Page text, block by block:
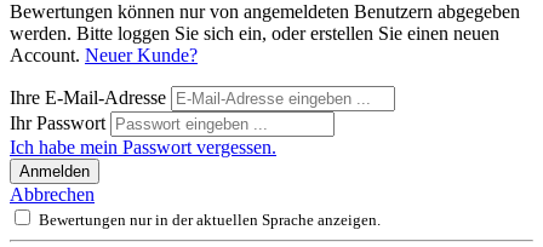
Bewertungen können nur von angemeldeten Benutzern abgegeben
werden. Bitte loggen Sie sich ein, oder erstellen Sie einen neuen
Account. Neuer Kunde?
Ihre E-Mail-Adresse
Ihr Passwort
Ich habe mein Passwort vergessen.
Anmelden
Abbrechen
Bewertungen nur in der aktuellen Sprache anzeigen.